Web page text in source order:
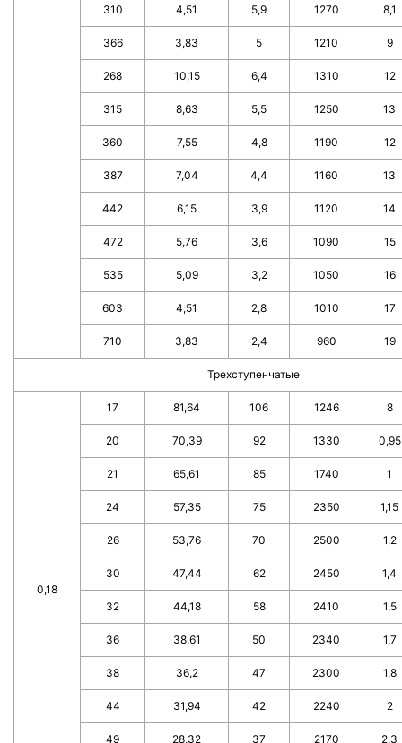
310 4,51 5,9 1270 8,1
366 3,83 5 1210 9
268 10,15 6,4 1310 12
315 8,63 5,5 1250 13
360 7,55 4,8 1190 12
387 7,04 4,4 1160 13
442 6,15 3,9 1120 14
472 5,76 3,6 1090 15
535 5,09 3,2 1050 16
603 4,51 2,8 1010 17
710 3,83 2,4 960 19
Трехступенчатые
0,18
17 81,64 106 1246 8
20 70,39 92 1330 0,95
21 65,61 85 1740 1
24 57,35 75 2350 1,15
26 53,76 70 2500 1,2
30 47,44 62 2450 1,4
32 44,18 58 2410 1,5
36 38,61 50 2340 1,7
38 36,2 47 2300 1,8
44 31,94 42 2240 2
49 28,32 37 2170 2,3